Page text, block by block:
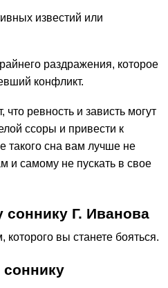
известий или
раздражения, которое
конфликт.
что ревность и зависть могут
ссоры и привести к
такого сна вам лучше не
и самому не пускать в свое
Г. Иванова
которого вы станете бояться.